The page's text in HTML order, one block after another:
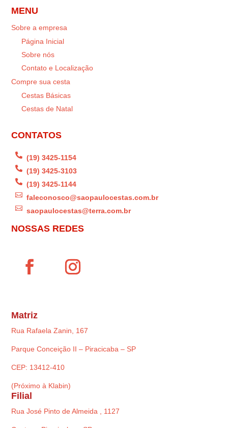
MENU
Sobre a empresa
Página Inicial
Sobre nós
Contato e Localização
Compre sua cesta
Cestas Básicas
Cestas de Natal
CONTATOS
 (19) 3425-1154
 (19) 3425-3103
 (19) 3425-1144
 faleconosco@saopaulocestas.com.br
 saopaulocestas@terra.com.br
NOSSAS REDES
Matriz
Rua Rafaela Zanin, 167
Parque Conceição II – Piracicaba – SP
CEP: 13412-410
(Próximo à Klabin)
Filial
Rua José Pinto de Almeida , 1127